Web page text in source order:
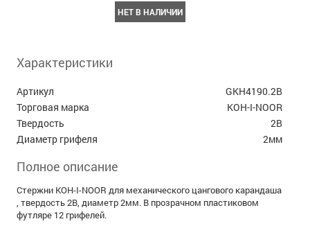
НЕТ В НАЛИЧИИ
Характеристики
Артикул
GKH4190.2B
Торговая марка
KOH-I-NOOR
Твердость
2B
Диаметр грифеля
2мм
Полное описание
Стержни KOH-I-NOOR для механического цангового карандаша
, твердость 2B, диаметр 2мм. В прозрачном пластиковом
футляре 12 грифелей.